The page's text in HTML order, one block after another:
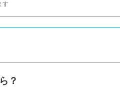
す
？